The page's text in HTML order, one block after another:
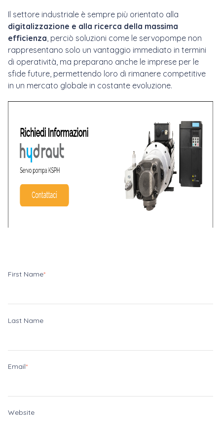
Il settore industriale è sempre più orientato alla
digitalizzazione e alla ricerca della massima
efficienza , perciò soluzioni come le servopompe non
rappresentano solo un vantaggio immediato in termini
di operatività, ma preparano anche le imprese per le
sfide future, permettendo loro di rimanere competitive
in un mercato globale in costante evoluzione.
First Name*
Last Name
Email*
Website